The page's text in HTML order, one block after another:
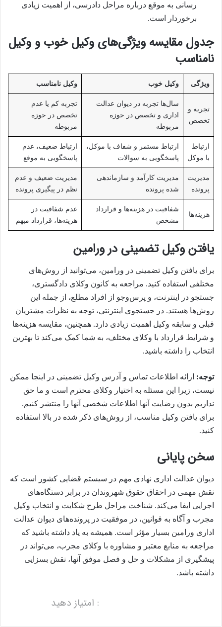
رسانی به موقع درباره مراحل دادرسی، از اهمیت زیادی
برخوردار است.
جدول مقایسه ویژگی‌های وکیل خوب و وکیل
نامناسب
ویژگی وکیل خوب وکیل نامناسب
تجربه و
تخصص
سال‌ها تجربه در دیوان عدالت
اداری و تخصص در حوزه
مربوطه
تجربه کم یا عدم
تخصص در حوزه
مربوطه
ارتباط
با موکل
ارتباط مستمر و شفاف با موکل،
پاسخگویی به سوالات
ارتباط ضعیف، عدم
پاسخگویی به موقع
مدیریت
پرونده
مدیریت کارآمد و سازماندهی
شده پرونده
مدیریت ضعیف و عدم
نظم در پیگیری پرونده
هزینه‌ها
شفافیت در هزینه‌ها و قرارداد
مشخص
عدم شفافیت در
هزینه‌ها، قرارداد مبهم
یافتن وکیل تضمینی در ورامین
برای یافتن وکیل تضمینی در ورامین، می‌توانید از روش‌های
مختلفی استفاده کنید. مراجعه به کانون وکلای دادگستری،
جستجو در اینترنت، و پرس‌وجو از افراد مطلع، از جمله این
روش‌ها هستند. در جستجوی اینترنتی، توجه به نظرات مشتریان
قبلی و سابقه وکیل اهمیت زیادی دارد. همچنین، مقایسه هزینه‌ها
و شرایط قرارداد با وکلای مختلف، به شما کمک می‌کند تا بهترین
انتخاب را داشته باشید.
توجه: ارائه اطلاعات تماس و آدرس وکیل تضمینی در اینجا ممکن
نیست، زیرا این مسئله به اختیار وکلای محترم است و ما حق
نداریم بدون رضایت آنها اطلاعات شخصی آنها را منتشر کنیم.
برای یافتن وکیل مناسب، از روش‌های ذکر شده در بالا استفاده
کنید.
سخن پایانی
دیوان عدالت اداری نهادی مهم در سیستم قضایی کشور است که
نقش مهمی در احقاق حقوق شهروندان در برابر دستگاه‌های
اجرایی ایفا می‌کند. شناخت مراحل طرح شکایت و انتخاب وکیل
مجرب و آگاه به قوانین، در موفقیت در پرونده‌های دیوان عدالت
اداری ورامین بسیار مؤثر است. همیشه به یاد داشته باشید که
مراجعه به منابع معتبر و مشاوره با وکلای مجرب، می‌تواند در
پیشگیری از مشکلات و حل و فصل موفق آنها، نقش بسزایی
داشته باشد.
: امتیاز دهید